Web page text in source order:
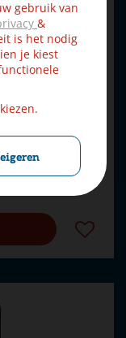
gebruik van
&
is het nodig
je kiest
kerstdorp